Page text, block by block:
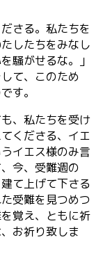
さる。私たちを
したちをみなし
騒がせるな。」
て、このため
す。
、私たちを受け
くださる、イエ
イエス様のみ言
今、受難週の
て上げて下さる
受難を見つめつ
覚え、ともに祈
お祈り致しま